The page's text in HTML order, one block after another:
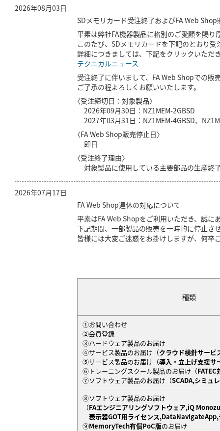
2026年08月03日
SDメモリカード受注終了およびFA Web
平素は弊社FA機器製品に格別のご愛顧を賜り
このたび、SDメモリカードを下記のとおり受
詳細につきましては、下記をクリックいただ
テクニカルニュース
受注終了に伴いまして、FA Web Shopでの販
ご了承の程よろしくお願いいたします。
〈受注締切日：対象製品〉
2026年09月30日：NZ1MEM-2GBSD
2027年03月31日：NZ1MEM-4GBSD、
〈FA Web Shop販売停止日〉
即日
〈受注終了理由〉
対象製品に使用している主要部品の生産終
2026年07月17日
FA Web Shop連休の対応について
平素はFA Web Shopをご利用いただき、誠に
下記期間、一部製品の販売を一時的に停止さ
皆様には大変ご迷惑をお掛けしますが、何卒
種類
①お問い合わせ
②会員登録
③ハードウェア製品のお届け
④サービス製品のお届け（クラウド検針サービ
⑤サービス製品のお届け（導入・立上げ支援サ
⑥トレーニングスクール製品のお届け（FATEC
⑦ソフトウェア製品のお届け（SCADA,シミュ
⑧ソフトウェア製品のお届け
（FAエンジニアリングソフトウェア,iQ
表示器GOT用ライセンス,DataNavigateApp,
⑨MemoryTech有償PoC版のお届け